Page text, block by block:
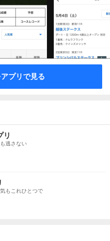
プリで見る
リ
逃さない
もこれひとつで